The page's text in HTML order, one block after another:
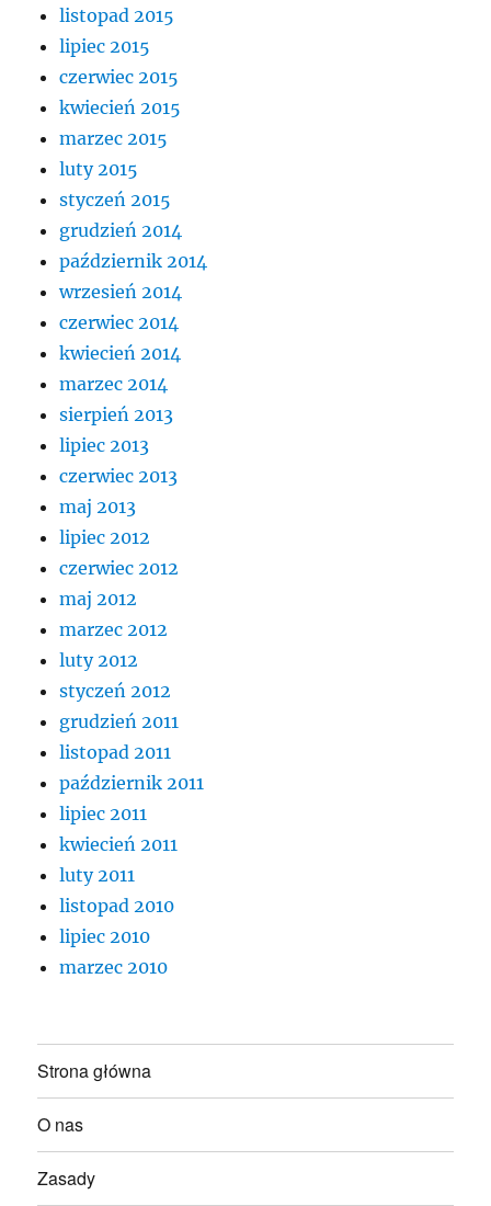
listopad 2015
lipiec 2015
czerwiec 2015
kwiecień 2015
marzec 2015
luty 2015
styczeń 2015
grudzień 2014
październik 2014
wrzesień 2014
czerwiec 2014
kwiecień 2014
marzec 2014
sierpień 2013
lipiec 2013
czerwiec 2013
maj 2013
lipiec 2012
czerwiec 2012
maj 2012
marzec 2012
luty 2012
styczeń 2012
grudzień 2011
listopad 2011
październik 2011
lipiec 2011
kwiecień 2011
luty 2011
listopad 2010
lipiec 2010
marzec 2010
Strona główna
O nas
Zasady